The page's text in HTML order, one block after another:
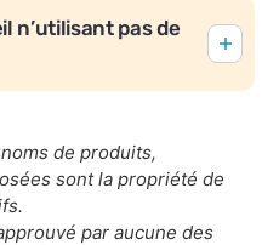
n’utilisant pas de
de produits,
sont la propriété de
par aucune des